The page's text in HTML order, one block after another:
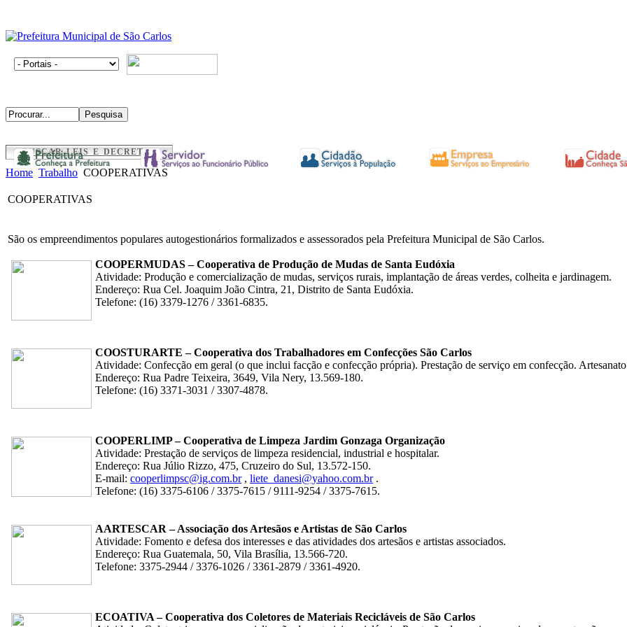
BUSCAR LEIS E DECRETOS
Home Trabalho COOPERATIVAS
COOPERATIVAS
São os empreendimentos populares autogestionários formalizados e assessorados pela Prefeitura Municipal de São Carlos.
COOPERMUDAS – Cooperativa de Produção de Mudas de Santa Eudóxia
Atividade: Produção e comercialização de mudas, serviços rurais, implantação de áreas verdes, colheita e jardinagem.
Endereço: Rua Cel. Joaquim João Cintra, 21, Distrito de Santa Eudóxia.
Telefone: (16) 3379-1276 / 3361-6835.
COOSTURARTE – Cooperativa dos Trabalhadores em Confecções São Carlos
Atividade: Confecção em geral (o que inclui facção e confecção própria). Prestação de serviço em confecção.
Endereço: Rua Padre Teixeira, 3649, Vila Nery, 13.569-180.
Telefone: (16) 3371-3031 / 3307-4878.
COOPERLIMP – Cooperativa de Limpeza Jardim Gonzaga Organização
Atividade: Prestação de serviços de limpeza residencial, industrial e hospitalar.
Endereço: Rua Júlio Rizzo, 475, Cruzeiro do Sul, 13.572-150.
E-mail: cooperlimpsc@ig.com.br , liete_danesi@yahoo.com.br .
Telefone: (16) 3375-6106 / 3375-7615 / 9111-9254 / 3375-7615.
AARTESCAR – Associação dos Artesãos e Artistas de São Carlos
Atividade: Fomento e defesa dos interesses e das atividades dos artesãos e artistas associados.
Endereço: Rua Guatemala, 50, Vila Brasília, 13.566-720.
Telefone: 3375-2944 / 3376-1026 / 3361-2879 / 3361-4920.
ECOATIVA – Cooperativa dos Coletores de Materiais Recicláveis de São Carlos